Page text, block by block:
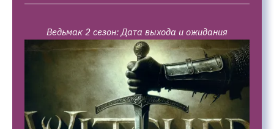
Ведьмак 2 сезон: Дата выхода и ожидания